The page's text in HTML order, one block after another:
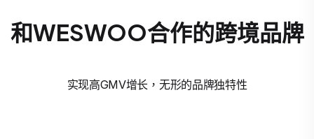
和WESWOO合作的跨境品牌
实现高GMV增长，无形的品牌独特性